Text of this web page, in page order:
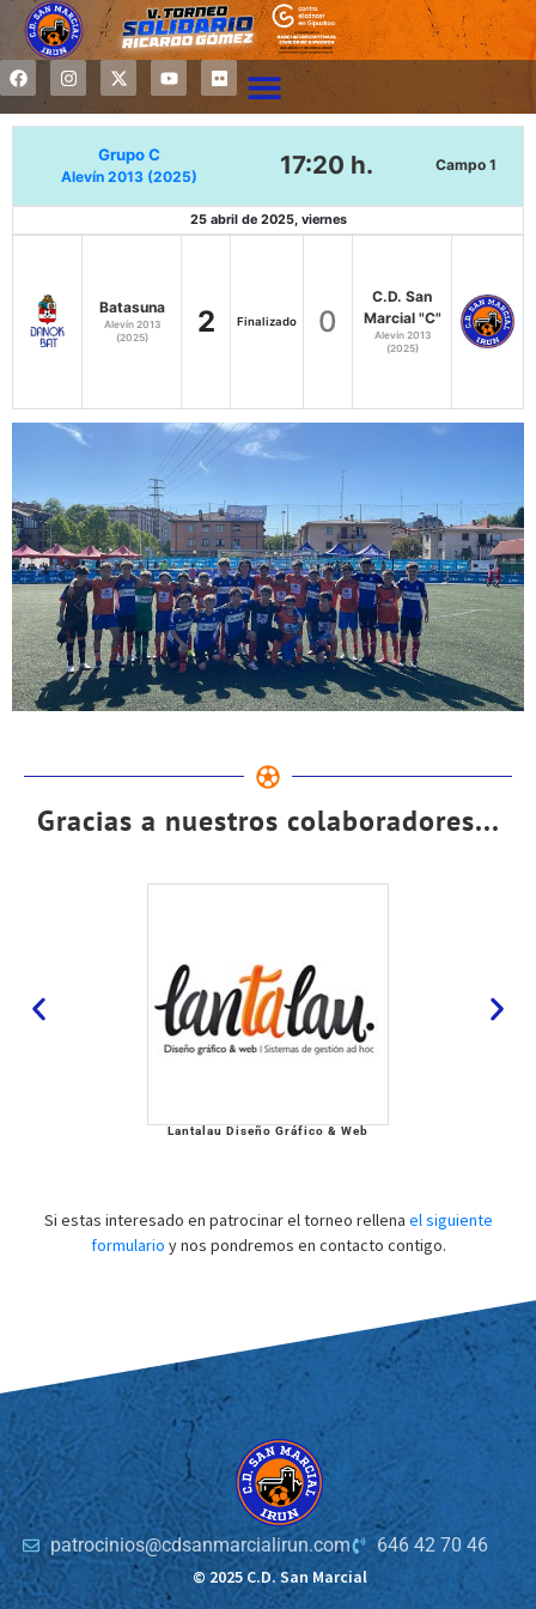
Grupo C
Alevín 2013 (2025) 17:20 h. Campo 1
25 abril de 2025, viernes
Batasuna
Alevín 2013
(2025)
2 Finalizado 0
C.D. San
Marcial "C"
Alevín 2013
(2025)
Gracias a nuestros colaboradores...
Lantalau Diseño Gráfico & Web
Si estas interesado en patrocinar el torneo rellena el siguiente
formulario y nos pondremos en contacto contigo.
patrocinios@cdsanmarcialirun.com
646 42 70 46
© 2025 C.D. San Marcial